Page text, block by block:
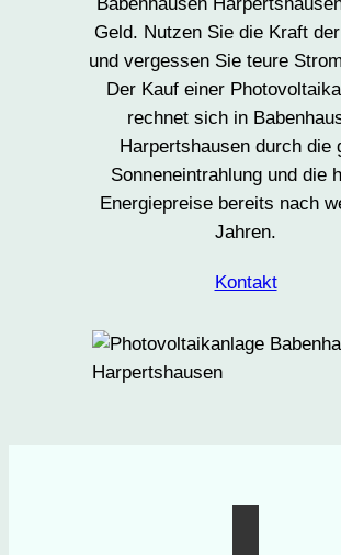
Geld. Nutzen Sie die Kraft
und vergessen Sie teure
Der Kauf einer
rechnet sich in
Harpertshausen durch die
Sonneneintrahlung und die
Energiepreise bereits nach
Jahren.
Kontakt